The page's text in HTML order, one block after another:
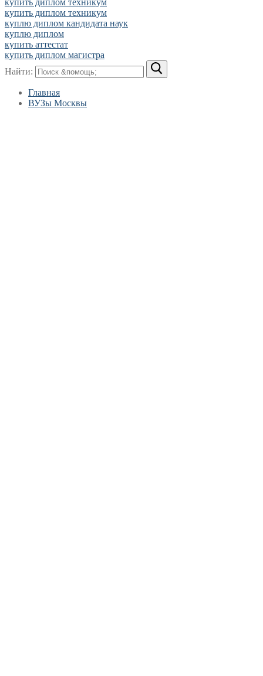
купить диплом техникум
куплю диплом кандидата наук
куплю диплом
купить аттестат
купить диплом магистра
Найти:
Главная
ВУЗы Москвы